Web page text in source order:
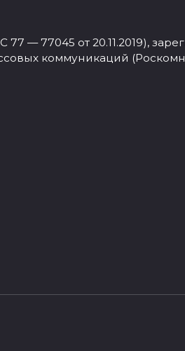
— 77045 от 20.11.2019),
коммуникаций